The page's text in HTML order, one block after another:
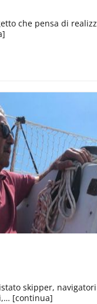
che pensa di
skipper,
[continua]